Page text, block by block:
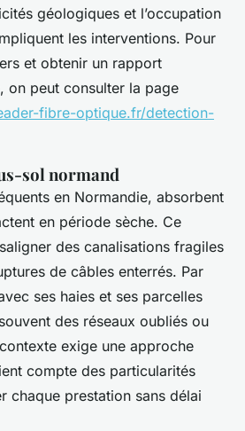
géologiques et l’occupation
les interventions. Pour
et obtenir un rapport
on peut consulter la page
fibre-optique.fr/detection-
sol normand
en Normandie, absorbent
en période sèche. Ce
des canalisations fragiles
de câbles enterrés. Par
ses haies et ses parcelles
des réseaux oubliés ou
exige une approche
compte des particularités
chaque prestation sans délai